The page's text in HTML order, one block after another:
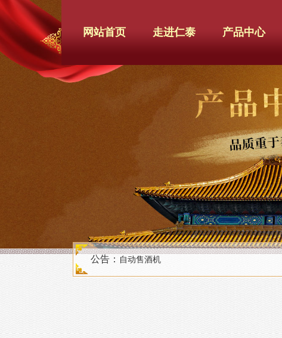
网站首页 走进仁泰 产品中心
公告： 自动售酒机